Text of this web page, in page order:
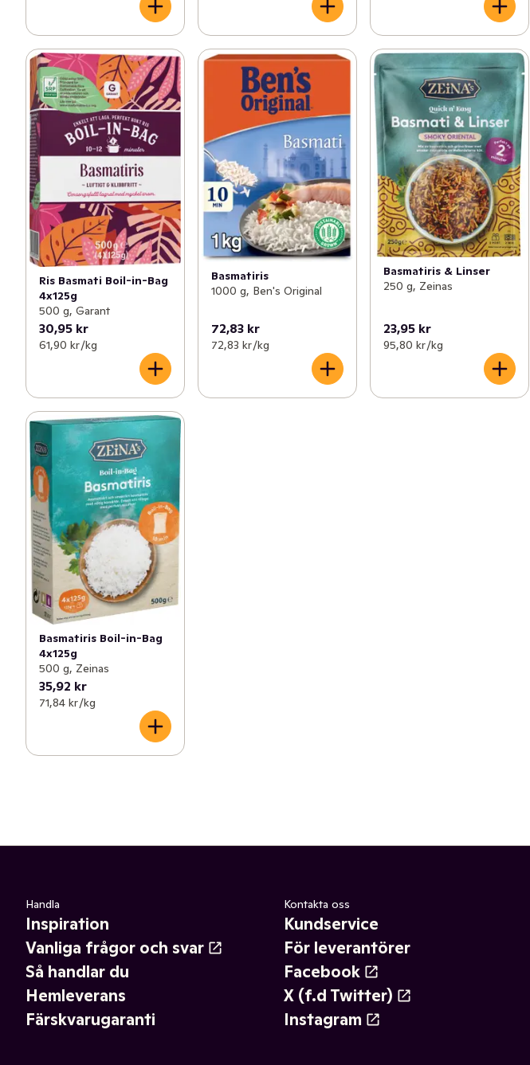
Ris Basmati Boil-in-Bag
4x125g
500 g, Garant
30,95 kr
61,90 kr /kg
Basmatiris
1000 g, Ben's Original
72,83 kr
72,83 kr /kg
Basmatiris & Linser
250 g, Zeinas
23,95 kr
95,80 kr /kg
Basmatiris Boil-in-Bag
4x125g
500 g, Zeinas
35,92 kr
71,84 kr /kg
Handla
Inspiration
Vanliga frågor och svar
Så handlar du
Hemleverans
Färskvarugaranti
Kontakta oss
Kundservice
För leverantörer
Facebook
X (f.d Twitter)
Instagram